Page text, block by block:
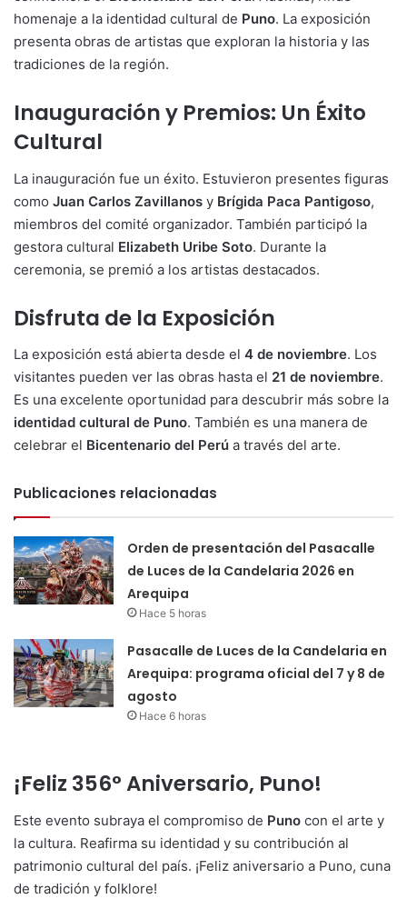
homenaje a la identidad cultural de Puno. La exposición
presenta obras de artistas que exploran la historia y las
tradiciones de la región.
Inauguración y Premios: Un Éxito
Cultural
La inauguración fue un éxito. Estuvieron presentes figuras
como Juan Carlos Zavillanos y Brígida Paca Pantigoso,
miembros del comité organizador. También participó la
gestora cultural Elizabeth Uribe Soto. Durante la
ceremonia, se premió a los artistas destacados.
Disfruta de la Exposición
La exposición está abierta desde el 4 de noviembre. Los
visitantes pueden ver las obras hasta el 21 de noviembre.
Es una excelente oportunidad para descubrir más sobre la
identidad cultural de Puno. También es una manera de
celebrar el Bicentenario del Perú a través del arte.
Publicaciones relacionadas
Orden de presentación del Pasacalle
de Luces de la Candelaria 2026 en
Arequipa
Hace 5 horas
Pasacalle de Luces de la Candelaria en
Arequipa: programa oficial del 7 y 8 de
agosto
Hace 6 horas
¡Feliz 356° Aniversario, Puno!
Este evento subraya el compromiso de Puno con el arte y
la cultura. Reafirma su identidad y su contribución al
patrimonio cultural del país. ¡Feliz aniversario a Puno, cuna
de tradición y folklore!